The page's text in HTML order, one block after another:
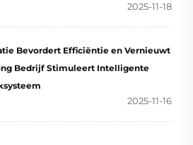
2025-11-18
Bevordert Efficiëntie en Vernieuwt
Bedrijf Stimuleert Intelligente
2025-11-16